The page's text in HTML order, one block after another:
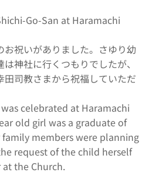
Go-San at Haramachi
祝いがありました。さゆり幼
神社に行くつもりでしたが、
司教さまから祝福していただ
celebrated at Haramachi
old girl was a graduate of
members were planning
request of the child herself
at the Church.